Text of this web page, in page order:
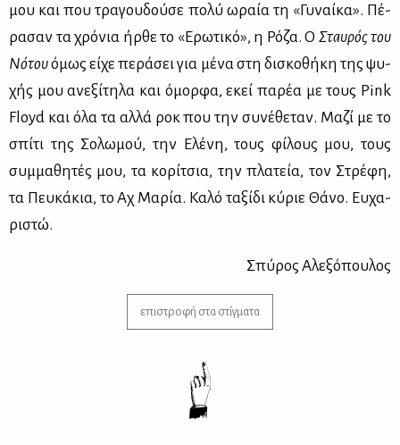
μου και που τρα­γου­δού­σε πο­λύ ωραία τη «Γυ­ναί­κα». Πέ­
ρα­σαν τα χρό­νια ήρ­θε το «Ερω­τι­κό», η Ρό­ζα. Ο Σταυ­ρός του
Νό­τουόμως εί­χε πε­ρά­σει για μέ­να στη δι­σκο­θή­κη της ψυ­
χής μου ανε­ξί­τη­λα και όμορ­φα, εκεί πα­ρέα με τους Pink
Floyd και όλα τα αλ­λά ροκ που την συ­νέ­θε­ταν. Μα­ζί με το
σπί­τι της Σο­λω­μού, την Ελέ­νη, τους φί­λους μου, τους
συμ­μα­θη­τές μου, τα κο­ρί­τσια, την πλα­τεία, τον Στρέ­φη,
τα Πευ­κά­κια, το Αχ Μα­ρία. Κα­λό τα­ξί­δι κύ­ριε Θά­νο. Ευ­χα­
ρι­στώ.
Σπύ­ρος Αλε­ξό­που­λος
επιστροφή στα στίγματα